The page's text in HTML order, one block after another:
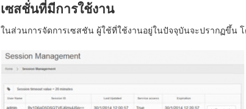
เซสชั่นที่มีการใช้งาน
ในส่วนการจัดการเซสชัน ผู้ใช้ที่ใช้งานอยู่ในปัจจุบันจะปรากฏขึ้น